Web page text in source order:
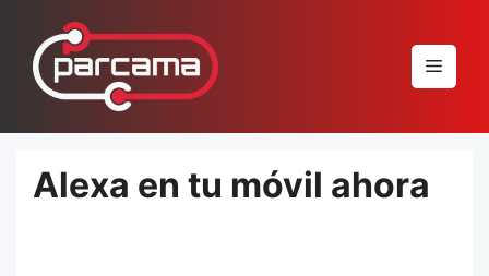
conteúdo
Menu
Alexa en tu móvil ahora